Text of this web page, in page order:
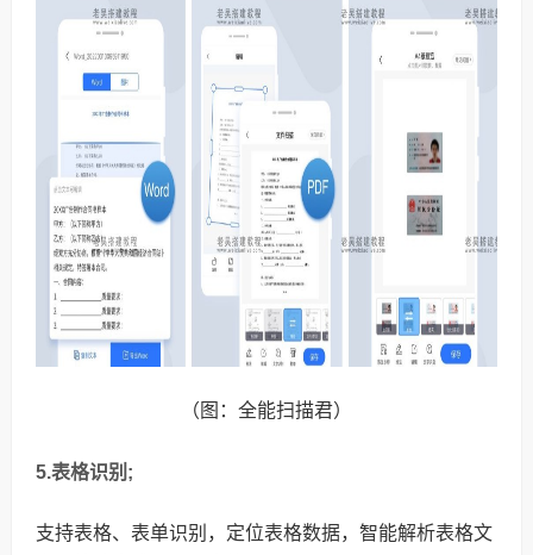
（图：全能扫描君）
5.表格识别;
支持表格、表单识别，定位表格数据，智能解析表格文